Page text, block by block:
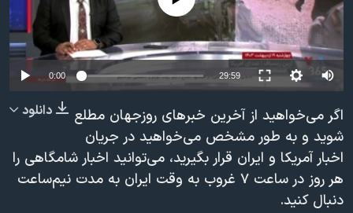
فرهنگ و زندگی
حقوق شهروندی
اقتصادی
اسرائیل در جنگ
گالری عکس
آرشیو پخش زنده
مستندها
انتخابات ریاست جمهوری آمریکا ۲۰۲۴
حمله جمهوری اسلامی به اسرائیل
ورزش زنان در ایران
اعتراضات زن، زندگی، آزادی
مجموعه مستندهای دادخواهی
دنبال کنید
زبانهای مختلف
0:00 29:59
دانلود
اگر می‌خواهید از آخرین خبرهای روزجهان مطلع
شوید و به طور مشخص می‌خواهید در جریان
اخبار آمریکا و ایران قرار بگیرید، می‌توانید اخبار شامگاهی را
هر روز در ساعت ۷ غروب به وقت ایران به مدت نیم‌ساعت
دنبال کنید.